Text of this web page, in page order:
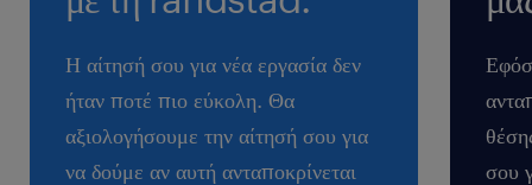
Η αίτησή σου για νέα εργασία δεν
ήταν ποτέ πιο εύκολη. Θα
αξιολογήσουμε την αίτησή σου για
να δούμε αν αυτή ανταποκρίνεται
σου